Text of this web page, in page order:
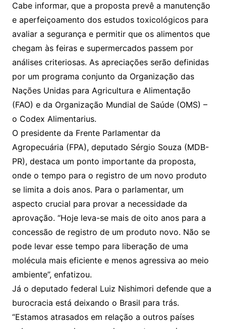
Cabe informar, que a proposta prevê a manutenção
e aperfeiçoamento dos estudos toxicológicos para
avaliar a segurança e permitir que os alimentos que
chegam às feiras e supermercados passem por
análises criteriosas. As apreciações serão definidas
por um programa conjunto da Organização das
Nações Unidas para Agricultura e Alimentação
(FAO) e da Organização Mundial de Saúde (OMS) –
o Codex Alimentarius.
O presidente da Frente Parlamentar da
Agropecuária (FPA), deputado Sérgio Souza (MDB-
PR), destaca um ponto importante da proposta,
onde o tempo para o registro de um novo produto
se limita a dois anos. Para o parlamentar, um
aspecto crucial para provar a necessidade da
aprovação. “Hoje leva-se mais de oito anos para a
concessão de registro de um produto novo. Não se
pode levar esse tempo para liberação de uma
molécula mais eficiente e menos agressiva ao meio
ambiente”, enfatizou.
Já o deputado federal Luiz Nishimori defende que a
burocracia está deixando o Brasil para trás.
“Estamos atrasados em relação a outros países